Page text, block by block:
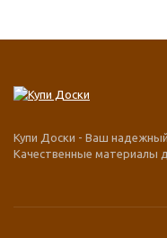
Купи Доски - Ваш
Качественные материалы